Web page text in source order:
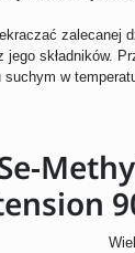
zalecanej
składników.
suchym w